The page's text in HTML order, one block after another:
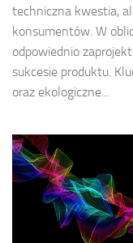
techniczna kwestia,
konsumentów. W
odpowiednio
sukcesie produktu.
oraz ekologiczne...